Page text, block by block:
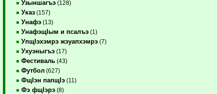
Узыншагъэ (128)
Указ (157)
Унафэ (13)
УнафэщIым и псалъэ (1)
УпщIэхэмрэ жэуапхэмрэ (7)
Ухуэныгъэ (17)
Фестиваль (43)
Футбол (627)
ФщIэн папщIэ (11)
Фэ фщIэрэ (8)